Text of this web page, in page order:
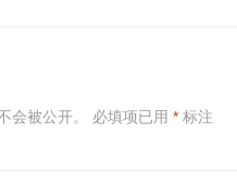
会被公开。 必填项已用 * 标注